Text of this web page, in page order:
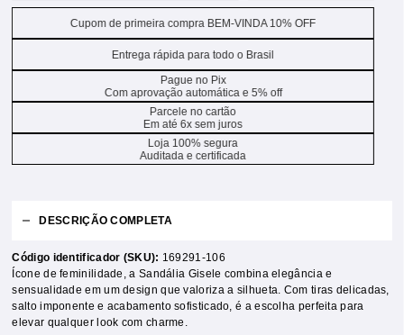
Cupom de primeira compra BEM-VINDA 10% OFF
Entrega rápida para todo o Brasil
Pague no Pix
Com aprovação automática e 5% off
Parcele no cartão
Em até 6x sem juros
Loja 100% segura
Auditada e certificada
DESCRIÇÃO COMPLETA
Código identificador (SKU): 169291-106
Ícone de feminilidade, a Sandália Gisele combina elegância e
sensualidade em um design que valoriza a silhueta. Com tiras delicadas,
salto imponente e acabamento sofisticado, é a escolha perfeita para
elevar qualquer look com charme.